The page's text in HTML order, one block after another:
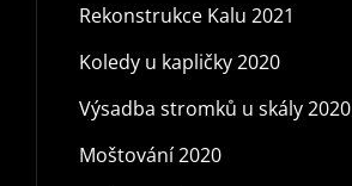
Rekonstrukce Kalu 2021
Koledy u kapličky 2020
Výsadba stromků u skály 2020
Moštování 2020